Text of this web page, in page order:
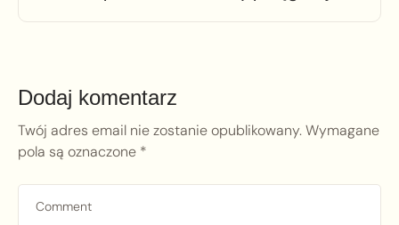
Dodaj komentarz
Twój adres email nie zostanie opublikowany.Wymagane
pola są oznaczone *